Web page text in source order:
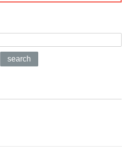
search